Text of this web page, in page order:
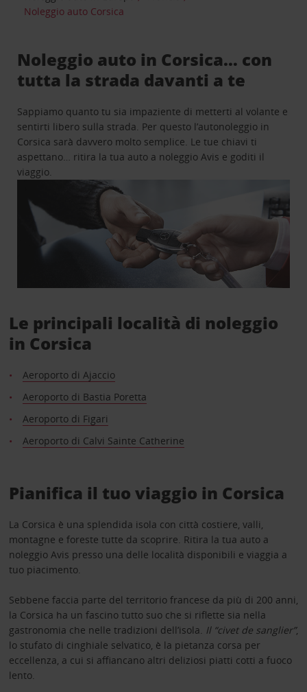
Noleggio auto Corsica
Noleggio auto in Corsica… con
tutta la strada davanti a te
Sappiamo quanto tu sia impaziente di metterti al volante e
sentirti libero sulla strada. Per questo l’autonoleggio in
Corsica sarà davvero molto semplice. Le tue chiavi ti
aspettano… ritira la tua auto a noleggio Avis e goditi il
viaggio.
Le principali località di noleggio
in Corsica
Aeroporto di Ajaccio
Aeroporto di Bastia Poretta
Aeroporto di Figari
Aeroporto di Calvi Sainte Catherine
Pianifica il tuo viaggio in Corsica
La Corsica è una splendida isola con città costiere, valli,
montagne e foreste tutte da scoprire. Ritira la tua auto a
noleggio Avis presso una delle località disponibili e viaggia a
tuo piacimento.
Sebbene faccia parte del territorio francese da più di 200 anni,
la Corsica ha un fascino tutto suo che si riflette sia nella
gastronomia che nelle tradizioni dell’isola. Il “civet de sanglier”,
lo stufato di cinghiale selvatico, è la pietanza corsa per
eccellenza, a cui si affiancano altri deliziosi piatti cotti a fuoco
lento.